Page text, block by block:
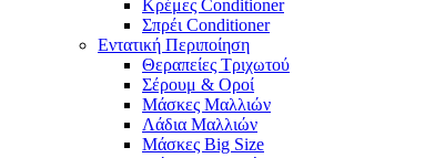
Κρέμες Conditioner
Σπρέι Conditioner
Εντατική Περιποίηση
Θεραπείες Τριχωτού
Σέρουμ & Οροί
Μάσκες Μαλλιών
Λάδια Μαλλιών
Μάσκες Big Size